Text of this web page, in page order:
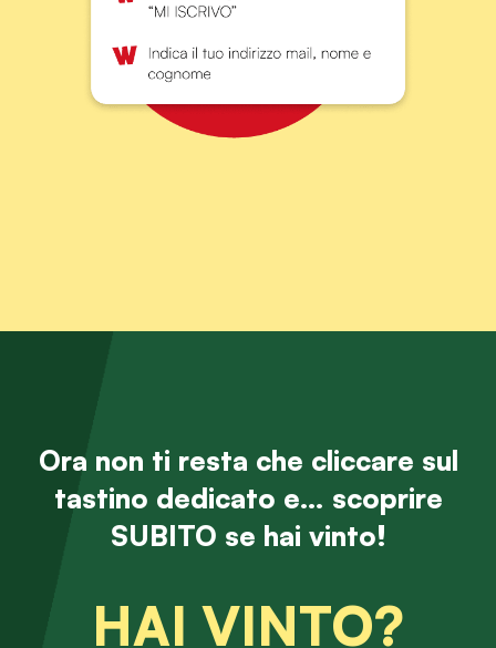
Ora non ti resta che cliccare sul
tastino dedicato e… scoprire
SUBITO se hai vinto!
HAI VINTO?